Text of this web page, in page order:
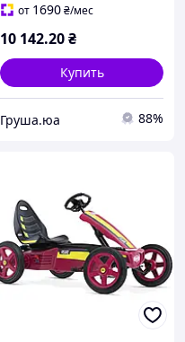
от 1690₴/мес
10 142.20₴
Купить
Груша.юа 88%